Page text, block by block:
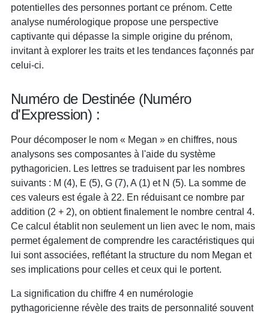
potentielles des personnes portant ce prénom. Cette
analyse numérologique propose une perspective
captivante qui dépasse la simple origine du prénom,
invitant à explorer les traits et les tendances façonnés par
celui-ci.
Numéro de Destinée (Numéro
d'Expression) :
Pour décomposer le nom « Megan » en chiffres, nous
analysons ses composantes à l'aide du système
pythagoricien. Les lettres se traduisent par les nombres
suivants : M (4), E (5), G (7), A (1) et N (5). La somme de
ces valeurs est égale à 22. En réduisant ce nombre par
addition (2 + 2), on obtient finalement le nombre central 4.
Ce calcul établit non seulement un lien avec le nom, mais
permet également de comprendre les caractéristiques qui
lui sont associées, reflétant la structure du nom Megan et
ses implications pour celles et ceux qui le portent.
La signification du chiffre 4 en numérologie
pythagoricienne révèle des traits de personnalité souvent